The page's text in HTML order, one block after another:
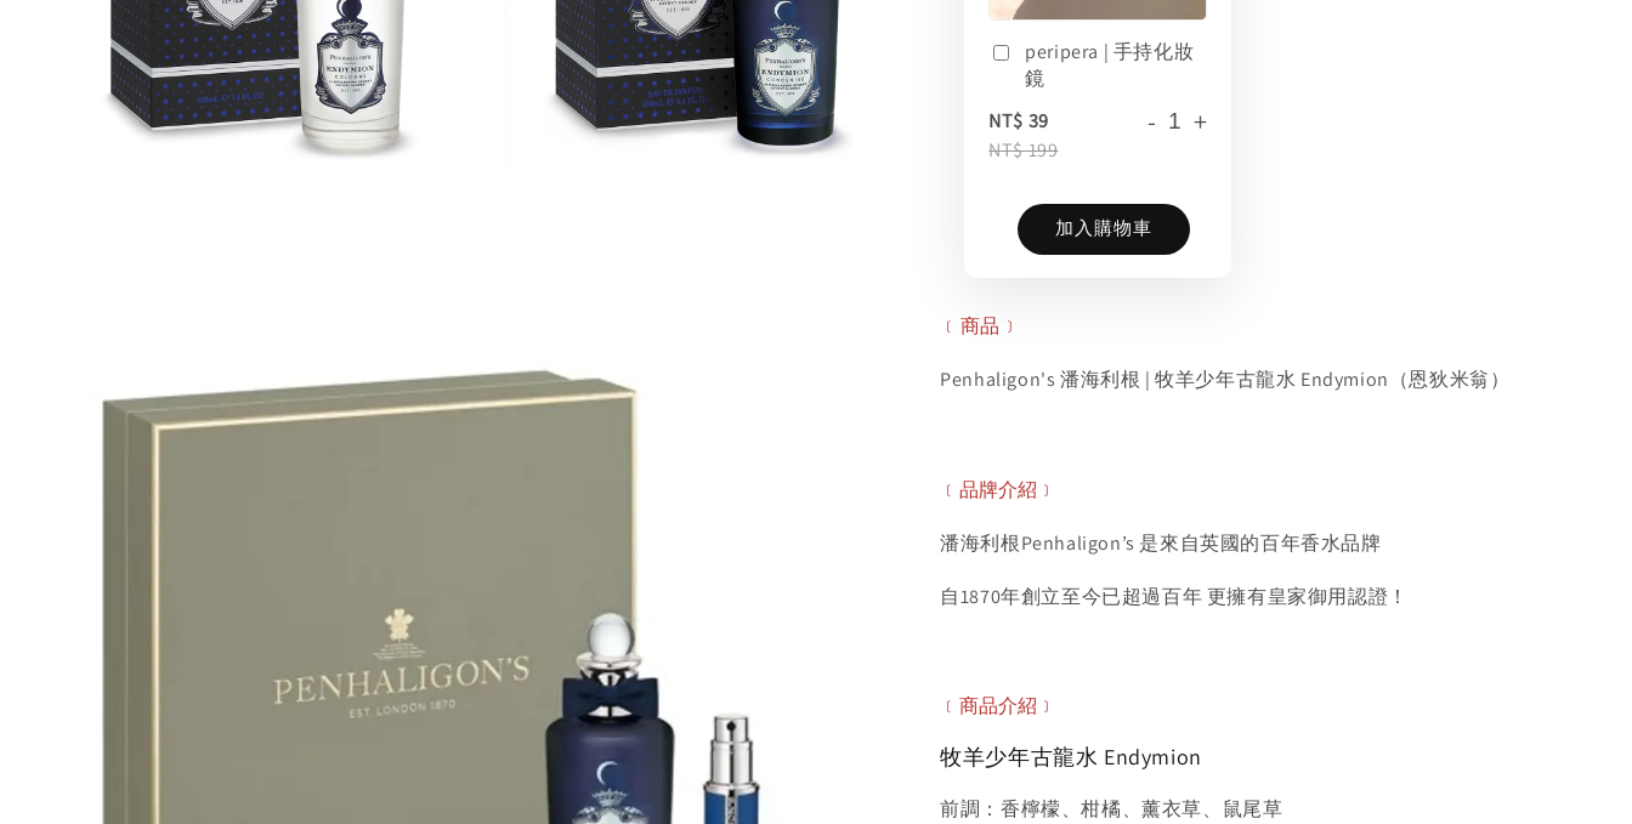
peripera | 手持化妝
鏡
NT$ 39
NT$ 199
- +
加入購物車
﹝商品﹞
Penhaligon's 潘海利根 | 牧羊少年古龍水 Endymion（恩狄米翁）
﹝品牌介紹﹞
潘海利根Penhaligon’s 是來自英國的百年香水品牌
自1870年創立至今已超過百年 更擁有皇家御用認證！
﹝商品介紹﹞
牧羊少年古龍水 Endymion
前調：香檸檬、柑橘、薰衣草、鼠尾草